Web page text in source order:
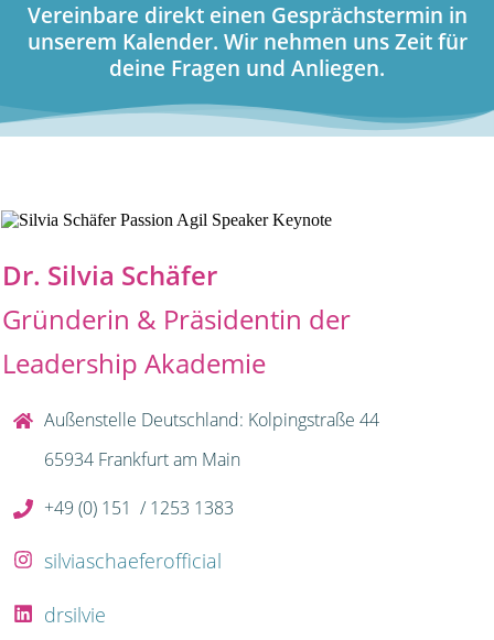
Vereinbare direkt einen Gesprächstermin in
unserem Kalender. Wir nehmen uns Zeit für
deine Fragen und Anliegen.
Dr. Silvia Schäfer
Gründerin & Präsidentin der
Leadership Akademie
Außenstelle Deutschland: Kolpingstraße 44
65934 Frankfurt am Main
+49 (0) 151 / 1253 1383
silviaschaeferofficial
drsilvie